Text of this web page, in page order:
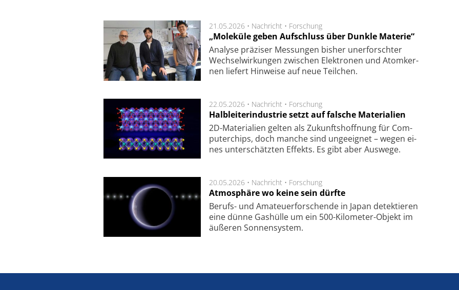
21.05.2026 • Nachricht • Forschung
„Moleküle geben Aufschluss über Dunkle Materie“
Analyse prä­zi­ser Mes­sung­en bis­her un­er­for­schter
Wech­sel­wir­kung­en zwi­schen Elek­tro­nen und Atom­ker­
nen lie­fert Hin­wei­se auf neue Teil­chen.
22.05.2026 • Nachricht • Forschung
Halbleiterindustrie setzt auf falsche Materialien
2D-Mate­ri­a­li­en gel­ten als Zu­kunfts­hoff­nung für Com­
pu­ter­chips, doch man­che sind un­ge­eig­net – we­gen ei­
nes un­ter­schätz­ten Ef­fekts. Es gibt aber Aus­we­ge.
20.05.2026 • Nachricht • Forschung
Atmosphäre wo keine sein dürfte
Berufs- und Ama­teuer­for­schen­de in Japan de­tek­tie­ren
eine dün­ne Gas­hül­le um ein 500-Kilo­meter-Objekt im
äu­ße­ren Son­nen­sys­tem.